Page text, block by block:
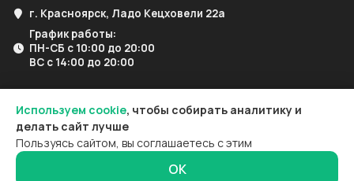
г. Красноярск, Ладо Кецховели 22а
График работы:
ПН-СБ с 10:00 до 20:00
ВС с 14:00 до 20:00
Используем cookie, чтобы собирать аналитику и
делать сайт лучше
Пользуясь сайтом, вы соглашаетесь с этим
ОК